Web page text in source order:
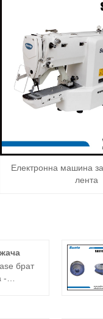
Електронна машина
лента
брат
-